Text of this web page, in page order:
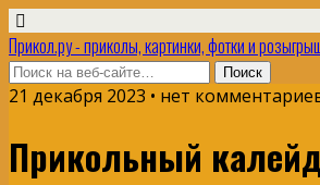
Прикол.ру - приколы, картинки, фотки и
21 декабря 2023 • нет
Прикольный